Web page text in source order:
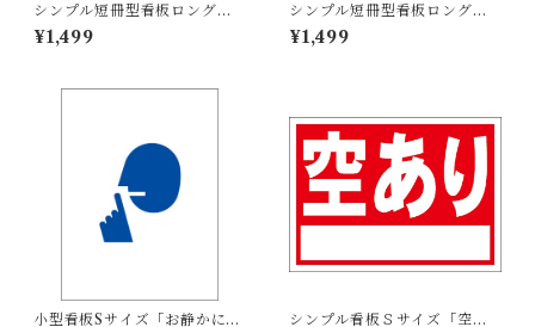
シンプル短冊型看板ロング
「ご希望の文字（赤）」【オ
リジナル・オーダー】屋外可
¥1,499
シンプル短冊型看板ロング
「ご希望の文字（青）」【オ
リジナル・オーダー】屋外可
¥1,499
小型看板Sサイズ「お静かにマ シンプル看板Ｓサイズ「空あ